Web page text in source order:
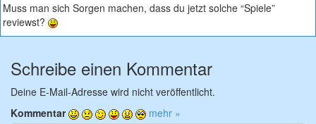
Muss man sich Sorgen machen, dass du jetzt solche “Spiele”
reviewst?
Schreibe einen Kommentar
Deine E-Mail-Adresse wird nicht veröffentlicht.
Kommentar
mehr »